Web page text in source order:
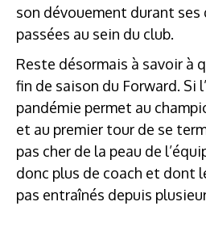
son dévouement durant ses
passées au sein du club.
Reste désormais à savoir à
fin de saison du Forward. Si
pandémie permet au
et au premier tour de se
pas cher de la peau de
donc plus de coach et dont
pas entraînés depuis